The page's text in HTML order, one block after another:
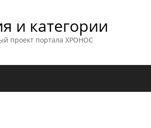
и категории
проект портала ХРОНОС